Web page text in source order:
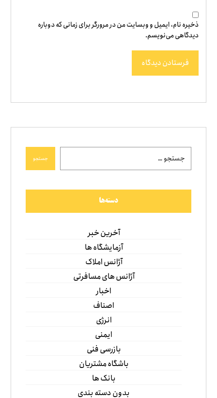
ذخیره نام، ایمیل و وبسایت من در مرورگر برای زمانی که دوباره
دیدگاهی می‌نویسم.
فرستادن دیدگاه
جستجو
دسته‌ها
آخرین خبر
آزمایشگاه ها
آژانس املاک
آژانس های مسافرتی
اخبار
اصناف
انرژی
ایمنی
بازرسی فنی
باشگاه مشتریان
بانک ها
بدون دسته بندی